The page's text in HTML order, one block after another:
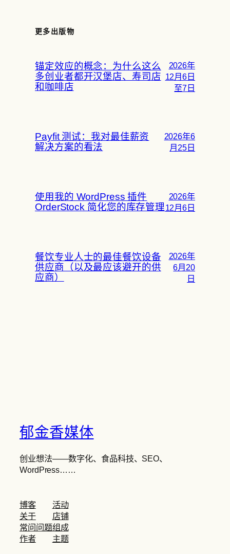
更多出版物
锚定效应的概念：为什么这么
多创业者都开汉堡店、寿司店
和咖啡店
2026年
12月6日
至7日
Payfit 测试：我对最佳薪资
解决方案的看法
2026年6
月25日
使用我的 WordPress 插件
OrderStock 简化您的库存管理
2026年
12月6日
餐饮专业人士的最佳餐饮设备
供应商（以及最应该避开的供
应商）
2026年
6月20
日
郁金香媒体
创业想法——数字化、食品科技、SEO、
WordPress……
博客
关于
常问问题
作者
活动
店铺
组成
主题